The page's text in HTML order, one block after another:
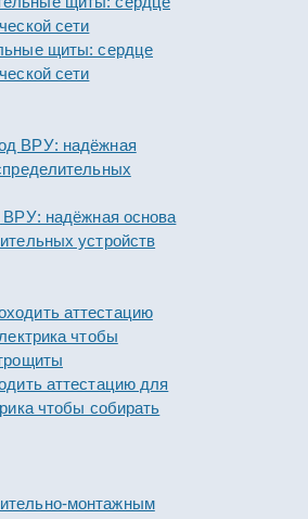
щиты: сердце
сети
ВРУ: надёжная основа
устройств
аттестацию для
чтобы собирать